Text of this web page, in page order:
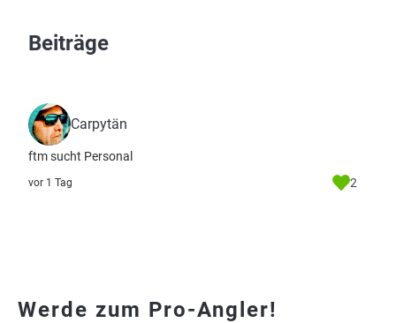
Beiträge
Carpytän
ftm sucht Personal
vor 1 Tag 2
Werde zum Pro-Angler!